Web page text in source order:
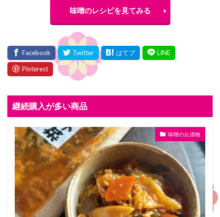
味噌のレシピを見てみる
継続購入が多い商品
味噌のお漬物